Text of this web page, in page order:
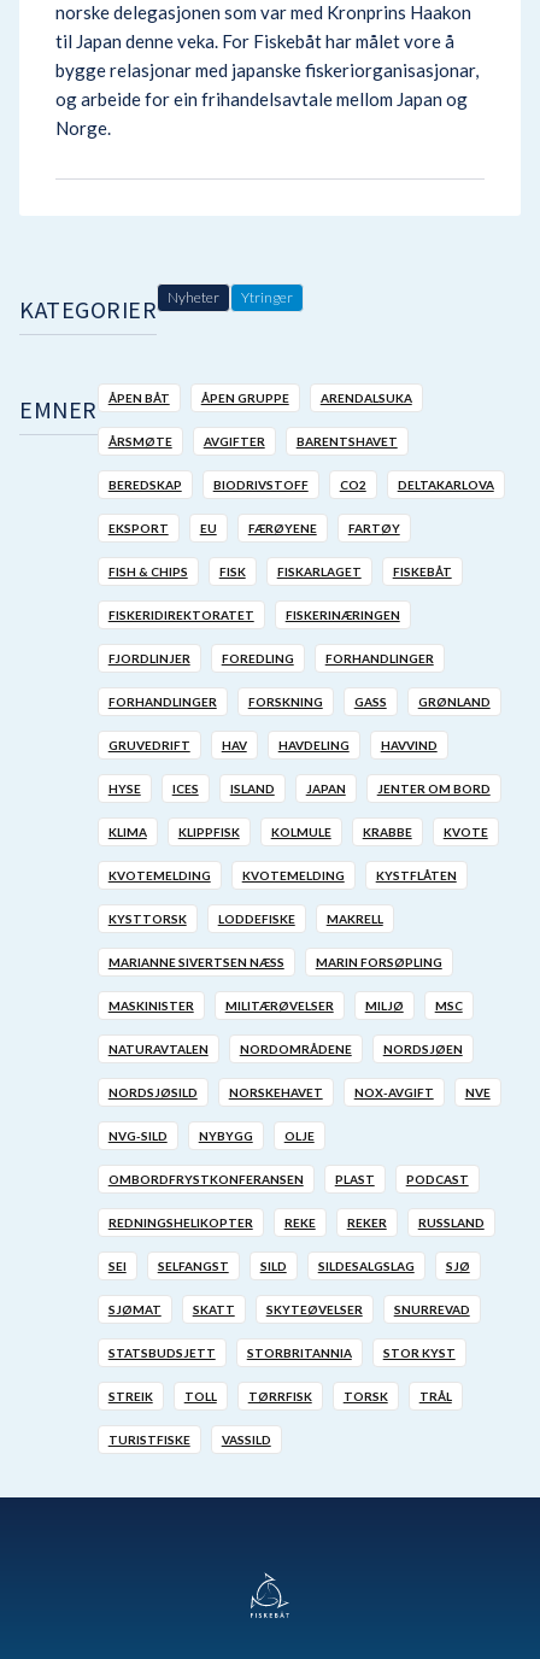
norske delegasjonen som var med Kronprins Haakon
til Japan denne veka. For Fiskebåt har målet vore å
bygge relasjonar med japanske fiskeriorganisasjonar,
og arbeide for ein frihandelsavtale mellom Japan og
Norge.
KATEGORIER Nyheter Ytringer
EMNER ÅPEN BÅT ÅPEN GRUPPE ARENDALSUKA
ÅRSMØTE AVGIFTER BARENTSHAVET
BEREDSKAP BIODRIVSTOFF CO2 DELTAKARLOVA
EKSPORT EU FÆRØYENE FARTØY
FISH & CHIPS FISK FISKARLAGET FISKEBÅT
FISKERIDIREKTORATET FISKERINÆRINGEN
FJORDLINJER FOREDLING FORHANDLINGER
FORHANDLINGER FORSKNING GASS GRØNLAND
GRUVEDRIFT HAV HAVDELING HAVVIND
HYSE ICES ISLAND JAPAN JENTER OM BORD
KLIMA KLIPPFISK KOLMULE KRABBE KVOTE
KVOTEMELDING KVOTEMELDING KYSTFLÅTEN
KYSTTORSK LODDEFISKE MAKRELL
MARIANNE SIVERTSEN NÆSS MARIN FORSØPLING
MASKINISTER MILITÆRØVELSER MILJØ MSC
NATURAVTALEN NORDOMRÅDENE NORDSJØEN
NORDSJØSILD NORSKEHAVET NOX-AVGIFT NVE
NVG-SILD NYBYGG OLJE
OMBORDFRYSTKONFERANSEN PLAST PODCAST
REDNINGSHELIKOPTER REKE REKER RUSSLAND
SEI SELFANGST SILD SILDESALGSLAG SJØ
SJØMAT SKATT SKYTEØVELSER SNURREVAD
STATSBUDSJETT STORBRITANNIA STOR KYST
STREIK TOLL TØRRFISK TORSK TRÅL
TURISTFISKE VASSILD